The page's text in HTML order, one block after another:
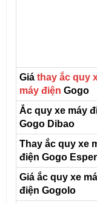
Giáthay ắc quy
máy điện Gogo
Ắc quy xe máy
Gogo Dibao
Thay ắc quy xe
điện Gogo
Giá ắc quy xe
điện Gogolo